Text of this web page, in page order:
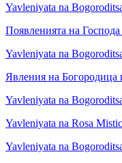
Yavleniyata na
Появленията на
Yavleniyata na
Явления на Богородица
Yavleniyata na
Yavleniyata na Rosa
Yavleniyata na